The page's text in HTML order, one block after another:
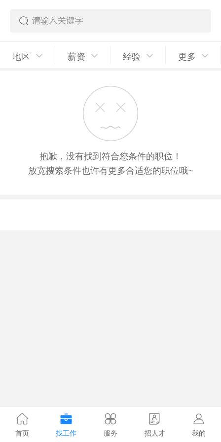
地区 薪资 经验 更多
抱歉，没有找到符合您条件的职位！
放宽搜索条件也许有更多合适您的职位哦~
首页 找工作 服务 招人才 我的